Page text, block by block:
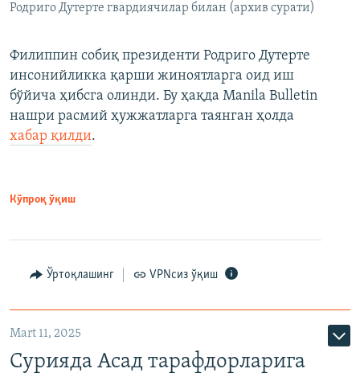
Родриго Дутерте гвардиячилар билан (архив сурати)
Филиппин собиқ президенти Родриго Дутерте
инсонийликка қарши жиноятларга оид иш
бўйича ҳибсга олинди. Бу ҳақда Manila Bulletin
нашри расмий ҳужжатларга таянган ҳолда
хабар қилди.
Кўпроқ ўқиш
Ўртоқлашинг VPNсиз ўқиш
Mart 11, 2025
Сурияда Асад тарафдорларига